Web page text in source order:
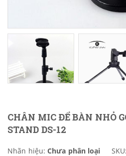
CHÂN MIC ĐỂ BÀN NHỎ
STAND DS-12
Nhãn hiệu: Chưa phân loại SKU: